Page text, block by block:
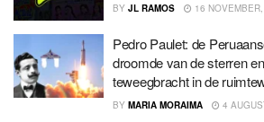
BY JL RAMOS 16
Pedro Paulet: de
droomde van de sterren
teweegbracht in de
BY MARIA MORAIMA 4